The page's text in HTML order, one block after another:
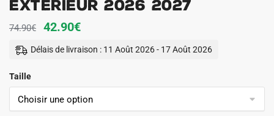
Exterieur 2026 2027
74.90€
Le
prix
74.90€.
42.90€Le
prix
42.90€.
Délais de livraison : 11 Août 2026 - 17 Août 2026
Taille